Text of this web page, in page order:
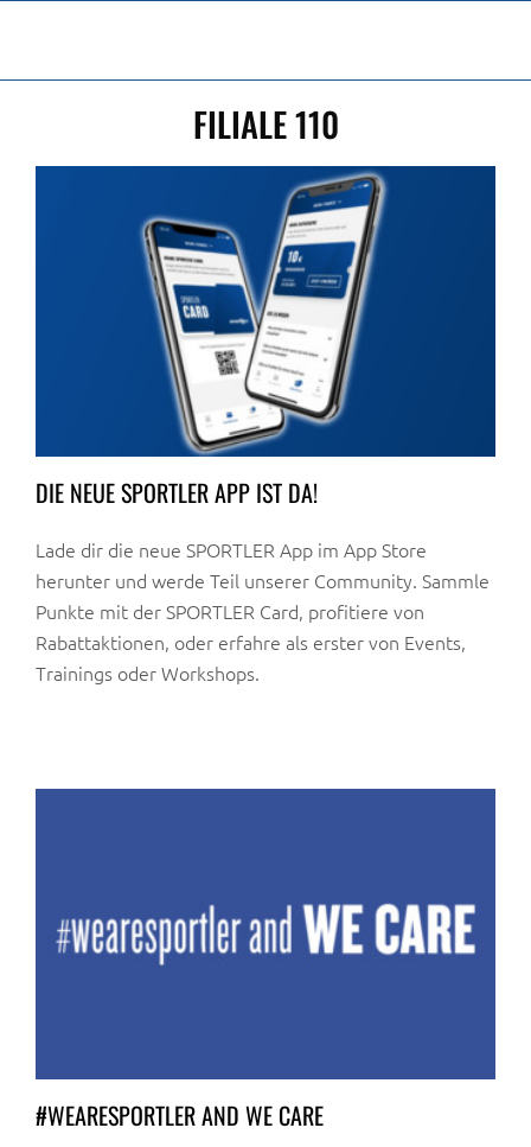
springen
FILIALE 110
DIE NEUE SPORTLER APP IST DA!
Lade dir die neue SPORTLER App im App Store
herunter und werde Teil unserer Community. Sammle
Punkte mit der SPORTLER Card, profitiere von
Rabattaktionen, oder erfahre als erster von Events,
Trainings oder Workshops.
#WEARESPORTLER AND WE CARE